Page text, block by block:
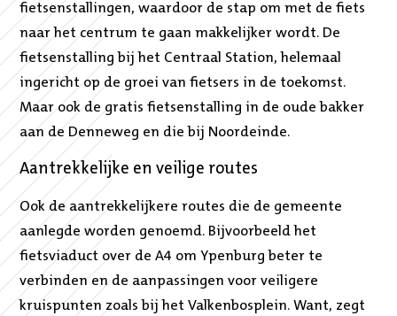
fietsenstallingen, waardoor de stap om met de fiets
naar het centrum te gaan makkelijker wordt. De
fietsenstalling bij het Centraal Station, helemaal
ingericht op de groei van fietsers in de toekomst.
Maar ook de gratis fietsenstalling in de oude bakker
aan de Denneweg en die bij Noordeinde.
Aantrekkelijke en veilige routes
Ook de aantrekkelijkere routes die de gemeente
aanlegde worden genoemd. Bijvoorbeeld het
fietsviaduct over de A4 om Ypenburg beter te
verbinden en de aanpassingen voor veiligere
kruispunten zoals bij het Valkenbosplein. Want, zegt